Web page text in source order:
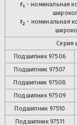
r1 - номинальная
r2 - номинальная
Серия
Подшипник 97506
Подшипник 97507
Подшипник 97508
Подшипник 97509
Подшипник 97510
Подшипник 97511